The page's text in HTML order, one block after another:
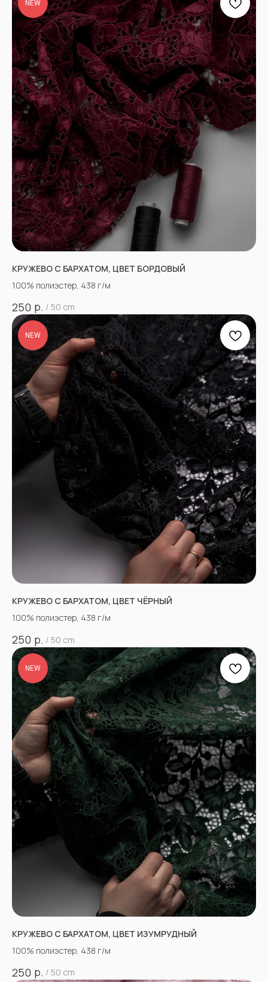
NEW
КРУЖЕВО С БАРХАТОМ, ЦВЕТ БОРДОВЫЙ
100% полиэстер, 438 г/м
250 р. / 50 cm
NEW
КРУЖЕВО С БАРХАТОМ, ЦВЕТ ЧЁРНЫЙ
100% полиэстер, 438 г/м
250 р. / 50 cm
NEW
КРУЖЕВО С БАРХАТОМ, ЦВЕТ ИЗУМРУДНЫЙ
100% полиэстер, 438 г/м
250 р. / 50 cm